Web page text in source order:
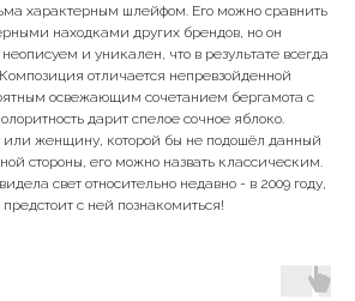
характерным шлейфом. Его можно сравнить
находками других брендов, но он
и уникален, что в результате всегда
отличается непревзойденной
освежающим сочетанием бергамота с
дарит спелое сочное яблоко.
женщину, которой бы не подошёл данный
стороны, его можно назвать классическим.
свет относительно недавно - в 2009 году,
с ней познакомиться!